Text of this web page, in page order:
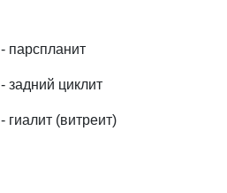
- парспланит
- задний циклит
- гиалит (витреит)